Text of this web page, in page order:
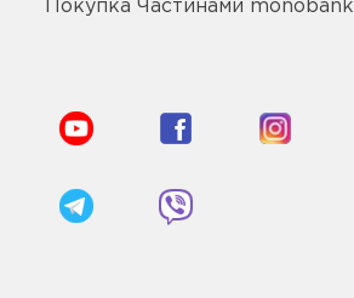
Покупка Частинами monobank